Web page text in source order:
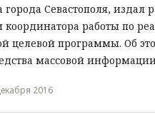
города Севастополя, издал
координатора работы по
целевой программы. Об
массовой
2016